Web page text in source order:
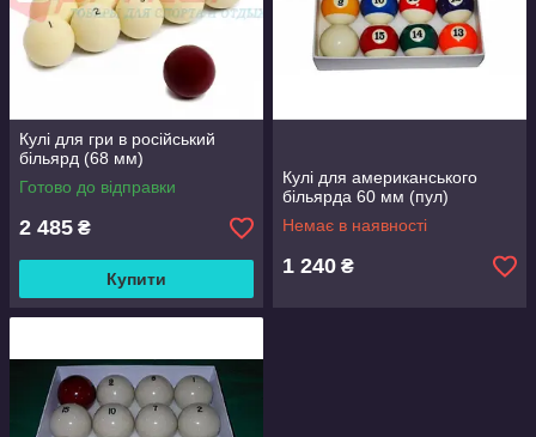
Кулі для гри в російський
більярд (68 мм)
Готово до відправки
2 485 ₴
Купити
Кулі для американського
більярда 60 мм (пул)
Немає в наявності
1 240 ₴